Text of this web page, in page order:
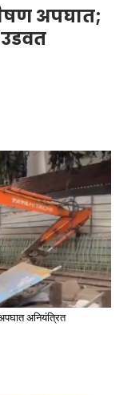
अपघात;
अनियंत्रित